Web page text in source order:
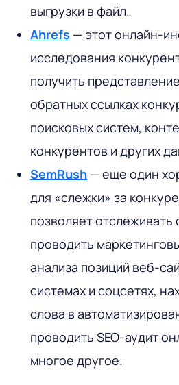
выгрузки в файл.
Ahrefs — этот онлайн-
исследования
получить
обратных ссылках
поисковых систем,
конкурентов и других
SemRush — еще один
для «слежки» за
позволяет отслеживать
проводить
анализа позиций веб-
системах и соцсетях,
слова в
проводить SEO-аудит
многое другое.